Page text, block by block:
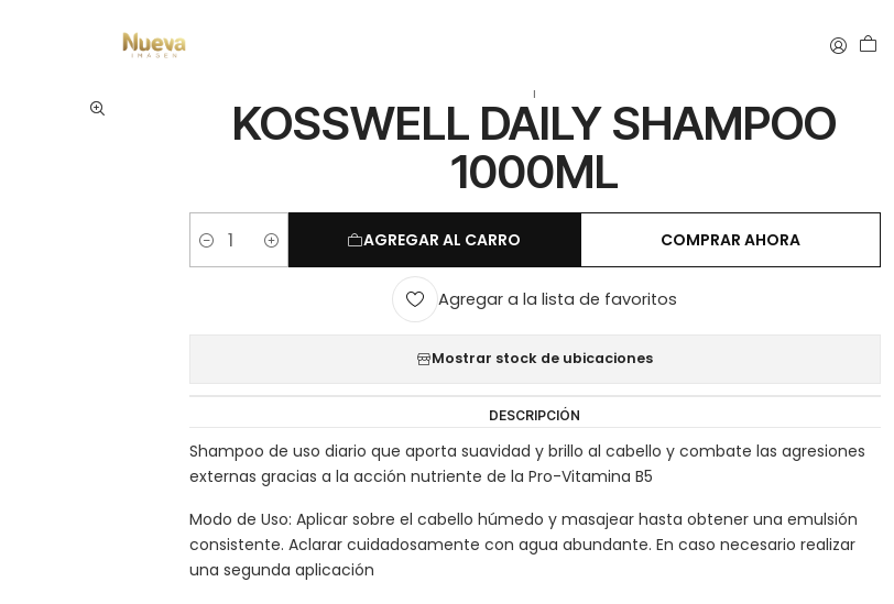
|
KOSSWELL DAILY SHAMPOO
1000ML
Cantidad AGREGAR AL CARRO COMPRAR AHORA
Agregar a la lista de favoritos
Mostrar stock de ubicaciones
DESCRIPCIÓN
Shampoo de uso diario que aporta suavidad y brillo al cabello y combate las agresiones
externas gracias a la acción nutriente de la Pro-Vitamina B5
Modo de Uso: Aplicar sobre el cabello húmedo y masajear hasta obtener una emulsión
consistente. Aclarar cuidadosamente con agua abundante. En caso necesario realizar
una segunda aplicación